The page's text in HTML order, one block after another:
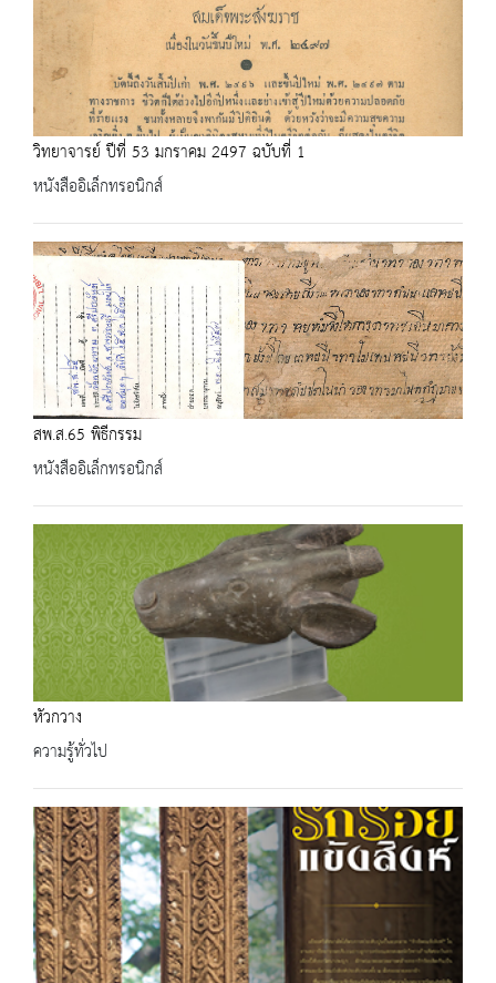
วิทยาจารย์ ปีที่ 53 มกราคม 2497 ฉบับที่ 1
หนังสืออิเล็กทรอนิกส์
สพ.ส.65 พิธีกรรม
หนังสืออิเล็กทรอนิกส์
หัวกวาง
ความรู้ทั่วไป